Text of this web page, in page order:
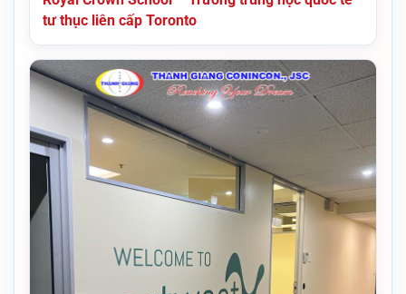
tư thục liên cấp Toronto